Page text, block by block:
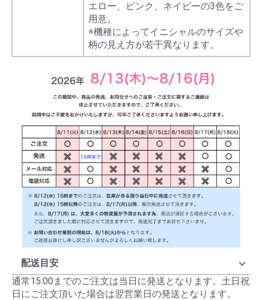
エロー、ピンク、ネイビーの3色をご
用意。
※機種によってイニシャルのサイズや
柄の見え方が若干異なります。
配送目安
通常15:00までのご注文は当日に発送となります。土日祝
日にご注文頂いた場合は翌営業日の発送となります。